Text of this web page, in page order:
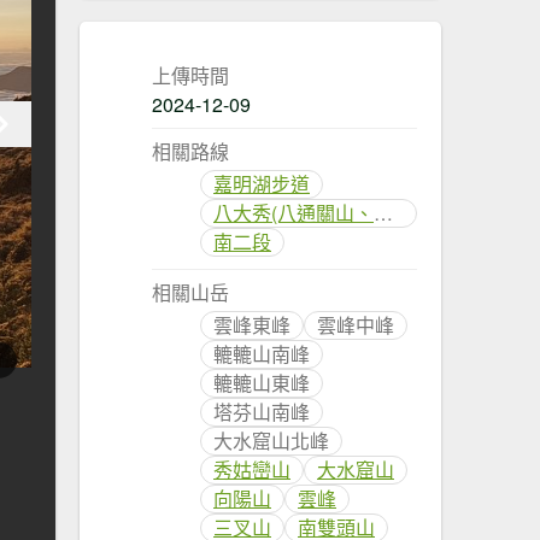
上傳時間
2024-12-09
相關路線
嘉明湖步道
八大秀(八通關山、大水窟山、秀姑巒山)
南二段
相關山岳
雲峰東峰
雲峰中峰
轆轆山南峰
轆轆山東峰
塔芬山南峰
大水窟山北峰
秀姑巒山
大水窟山
向陽山
雲峰
三叉山
南雙頭山